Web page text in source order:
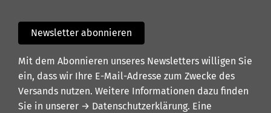
Newsletter abonnieren
Mit dem Abonnieren unseres Newsletters willigen Sie
ein, dass wir Ihre E-Mail-Adresse zum Zwecke des
Versands nutzen. Weitere Informationen dazu finden
Sie in unserer → Datenschutzerklärung. Eine